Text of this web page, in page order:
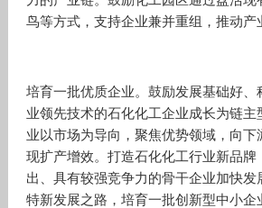
鸟等方式，支持企业兼并重组，推动产
培育一批优质企业。鼓励发展基础好、
业领先技术的石化化工企业成长为链主
业以市场为导向，聚焦优势领域，向
现扩产增效。打造石化化工行业新品牌
出、具有较强竞争力的骨干企业加快
特新发展之路，培育一批创新型中小企